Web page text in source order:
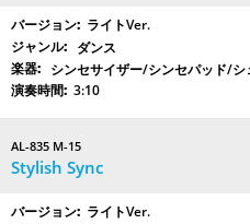
ライトVer.
ダンス
シンセサイザー/シンセパッド/
3:10
AL-835 M-15
Stylish Sync
ライトVer.